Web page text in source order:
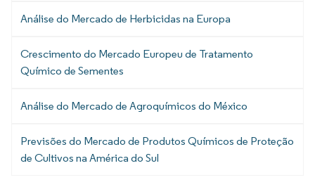
Análise do Mercado de Herbicidas na Europa
Crescimento do Mercado Europeu de Tratamento
Químico de Sementes
Análise do Mercado de Agroquímicos do México
Previsões do Mercado de Produtos Químicos de Proteção
de Cultivos na América do Sul